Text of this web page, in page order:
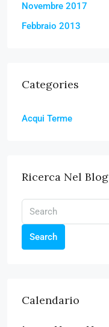
Novembre 2017
Febbraio 2013
Categories
Acqui Terme
Ricerca Nel Blog
Search
Calendario